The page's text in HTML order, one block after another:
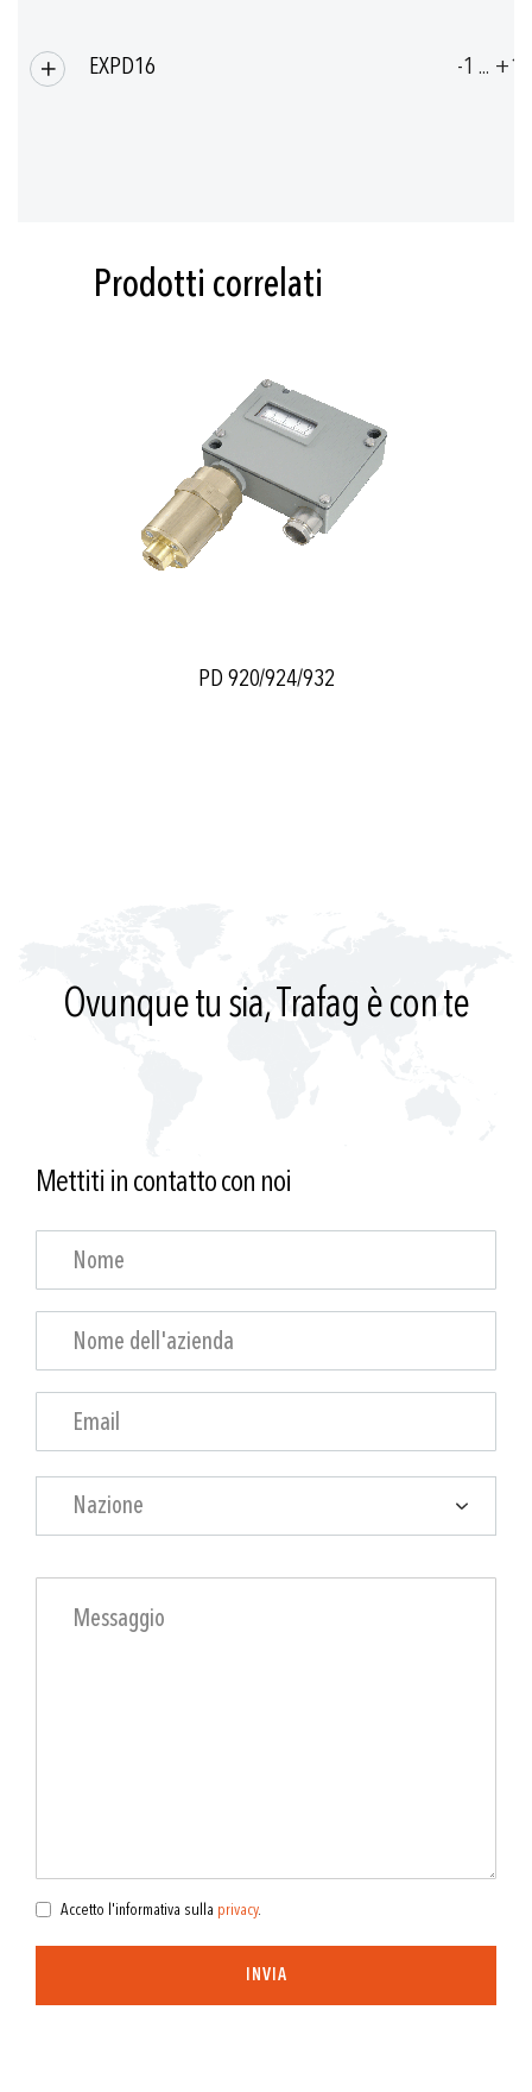
EXPD16 -1 ... +18
Prodotti correlati
PD 920/924/932
Ovunque tu sia, Trafag è con te
Mettiti in contatto con noi
Nazione
Accetto l'informativa sulla privacy.
INVIA